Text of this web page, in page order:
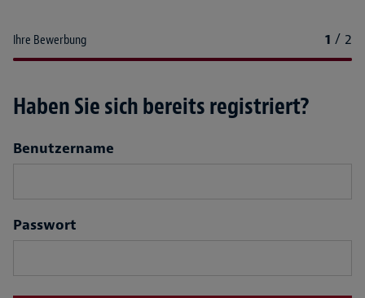
Ihre Bewerbung 1 / 2
Haben Sie sich bereits registriert?
Login
Benutzername
Passwort